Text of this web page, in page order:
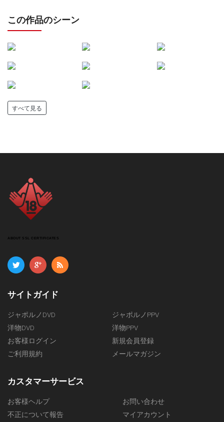
この作品のシーン
すべて見る
ABOUT SSL CERTIFICATES
サイトガイド
ジャポルノDVD
ジャポルノPPV
洋物DVD
洋物PPV
お客様ログイン
新規会員登録
ご利用規約
メールマガジン
カスタマーサービス
お客様ヘルプ
お問い合わせ
不正について報告
マイアカウント